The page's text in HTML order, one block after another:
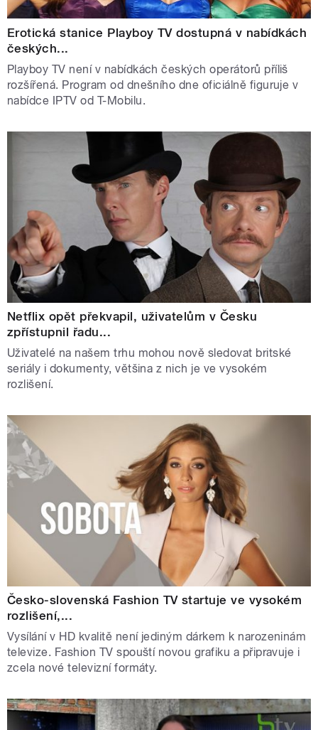
Erotická stanice Playboy TV dostupná v nabídkách
českých...
Playboy TV není v nabídkách českých operátorů příliš
rozšířená. Program od dnešního dne oficiálně figuruje v
nabídce IPTV od T-Mobilu.
Netflix opět překvapil, uživatelům v Česku
zpřístupnil řadu...
Uživatelé na našem trhu mohou nově sledovat britské
seriály i dokumenty, většina z nich je ve vysokém
rozlišení.
Česko-slovenská Fashion TV startuje ve vysokém
rozlišení,...
Vysílání v HD kvalitě není jediným dárkem k narozeninám
televize. Fashion TV spouští novou grafiku a připravuje i
zcela nové televizní formáty.